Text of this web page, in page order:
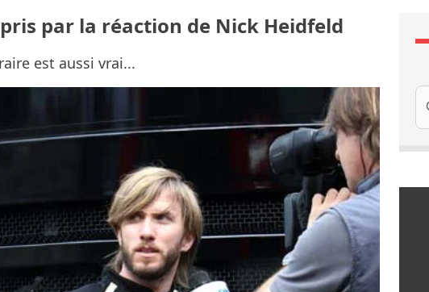
par la réaction de Nick Heidfeld
est aussi vrai...